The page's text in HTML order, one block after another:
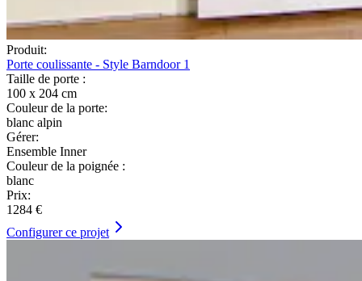
Produit:
Porte coulissante - Style Barndoor 1
Taille de porte :
100 x 204 cm
Couleur de la porte:
blanc alpin
Gérer:
Ensemble Inner
Couleur de la poignée :
blanc
Prix:
1284 €
Configurer ce projet